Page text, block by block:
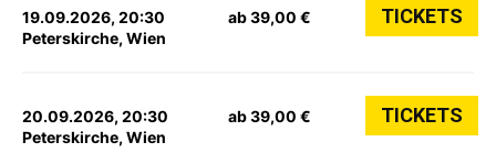
19.09.2026, 20:30
Peterskirche, Wien
ab 39,00 € TICKETS
20.09.2026, 20:30
Peterskirche, Wien
ab 39,00 € TICKETS